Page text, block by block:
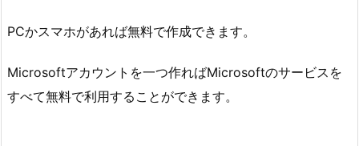
PCかスマホがあれば無料で作成できます。
Microsoftアカウントを一つ作ればMicrosoftのサービスを
すべて無料で利用することができます。